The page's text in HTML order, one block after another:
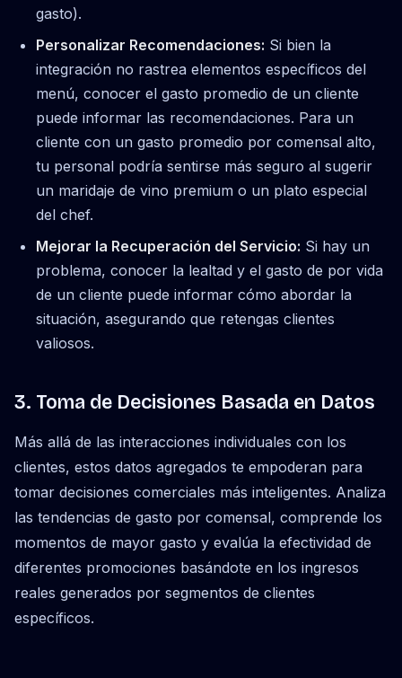
gasto).
Personalizar Recomendaciones: Si bien la
integración no rastrea elementos específicos del
menú, conocer el gasto promedio de un cliente
puede informar las recomendaciones. Para un
cliente con un gasto promedio por comensal alto,
tu personal podría sentirse más seguro al sugerir
un maridaje de vino premium o un plato especial
del chef.
Mejorar la Recuperación del Servicio: Si hay un
problema, conocer la lealtad y el gasto de por vida
de un cliente puede informar cómo abordar la
situación, asegurando que retengas clientes
valiosos.
3. Toma de Decisiones Basada en Datos
Más allá de las interacciones individuales con los
clientes, estos datos agregados te empoderan para
tomar decisiones comerciales más inteligentes. Analiza
las tendencias de gasto por comensal, comprende los
momentos de mayor gasto y evalúa la efectividad de
diferentes promociones basándote en los ingresos
reales generados por segmentos de clientes
específicos.